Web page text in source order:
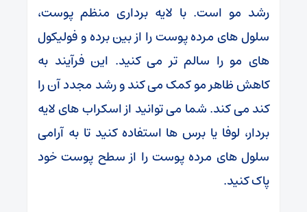
رشد مو است. با لایه برداری منظم پوست،
سلول های مرده پوست را از بین برده و فولیکول
های مو را سالم تر می کنید. این فرآیند به
کاهش ظاهر مو کمک می کند و رشد مجدد آن را
کند می کند. شما می توانید از اسکراب های لایه
بردار، لوفا یا برس ها استفاده کنید تا به آرامی
سلول های مرده پوست را از سطح پوست خود
پاک کنید.